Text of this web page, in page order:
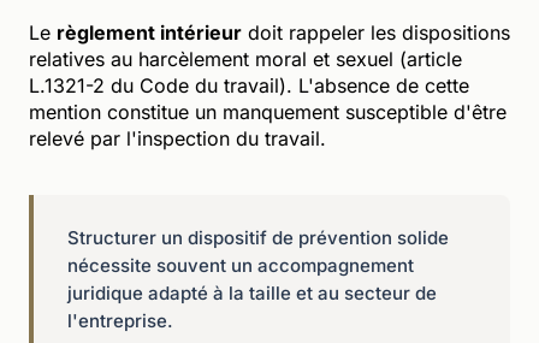
Le règlement intérieur doit rappeler les dispositions
relatives au harcèlement moral et sexuel (article
L.1321-2 du Code du travail). L'absence de cette
mention constitue un manquement susceptible d'être
relevé par l'inspection du travail.
Structurer un dispositif de prévention solide
nécessite souvent un accompagnement
juridique adapté à la taille et au secteur de
l'entreprise.